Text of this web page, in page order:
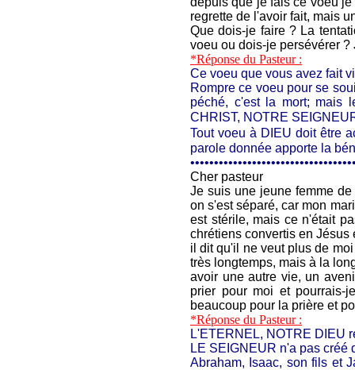
regrette de l'avoir fait, mais
Que dois-je faire ? La
voeu ou dois-je persévérer
*Réponse du Pasteur :
Ce voeu que vous avez fait
Rompre ce voeu pour se
péché, c'est la mort; mais
CHRIST, NOTRE
Tout voeu à DIEU doit être
parole donnée apporte la
Cher pasteur
Je suis une jeune femme
on s'est séparé, car mon
est stérile, mais ce n'était
chrétiens convertis en
il dit qu'il ne veut plus de
très longtemps, mais à la
avoir une autre vie, un
prier pour moi et pourrais-
beaucoup pour la prière et
*Réponse du Pasteur :
L'ETERNEL, NOTRE DIEU
LE SEIGNEUR n'a pas créé
Abraham, Isaac, son fils et